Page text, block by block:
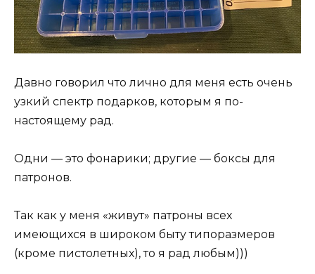
Давно говорил что лично для меня есть очень
узкий спектр подарков, которым я по-
настоящему рад.
Одни — это фонарики; другие — боксы для
патронов.
Так как у меня «живут» патроны всех
имеющихся в широком быту типоразмеров
(кроме пистолетных), то я рад любым)))